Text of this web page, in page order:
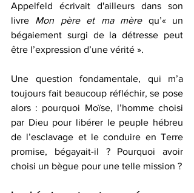
Appelfeld écrivait d'ailleurs dans son
livre Mon père et ma mère qu’« un
bégaiement surgi de la détresse peut
être l’expression d’une vérité ».
Une question fondamentale, qui m’a
toujours fait beaucoup réfléchir, se pose
alors : pourquoi Moïse, l’homme choisi
par Dieu pour libérer le peuple hébreu
de l’esclavage et le conduire en Terre
promise, bégayait-il ? Pourquoi avoir